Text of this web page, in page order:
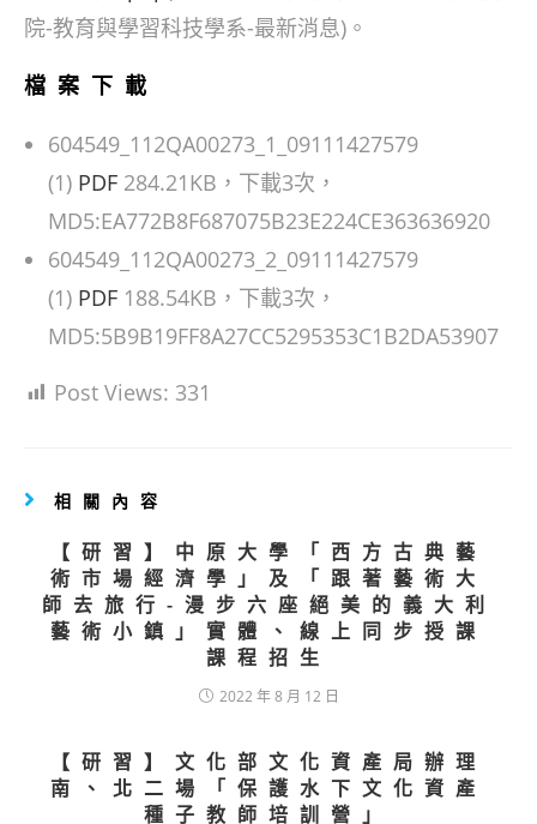
院-教育與學習科技學系-最新消息)。
檔案下載
604549_112QA00273_1_09111427579
(1) PDF 284.21KB，下載3次，
MD5:EA772B8F687075B23E224CE363636920
604549_112QA00273_2_09111427579
(1) PDF 188.54KB，下載3次，
MD5:5B9B19FF8A27CC5295353C1B2DA53907
Post Views: 331
相關內容
【研習】中原大學「西方古典藝
術市場經濟學」及「跟著藝術大
師去旅行-漫步六座絕美的義大利
藝術小鎮」實體、線上同步授課
課程招生
2022 年 8 月 12 日
【研習】文化部文化資產局辦理
南、北二場「保護水下文化資產
種子教師培訓營」